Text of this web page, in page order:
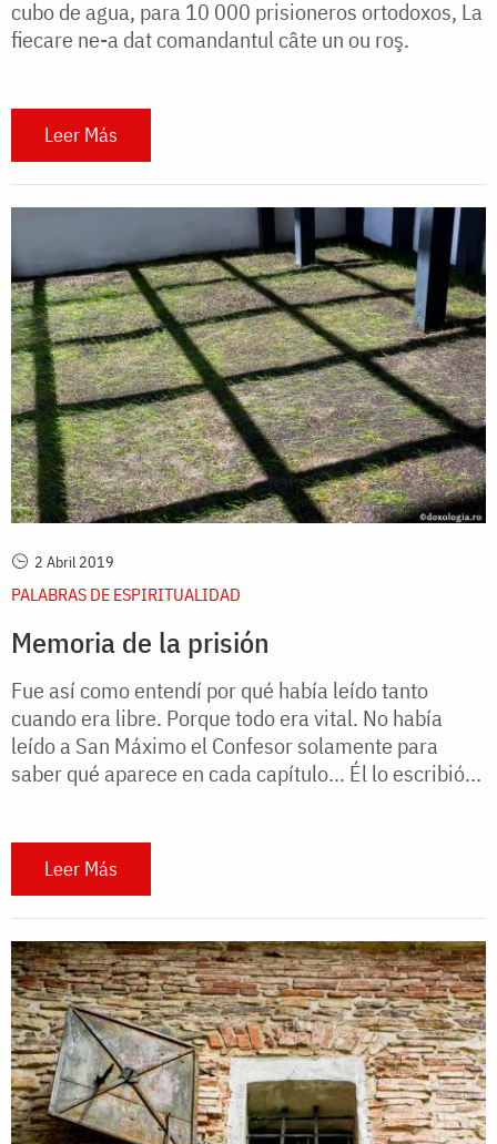
cubo de agua, para 10 000 prisioneros ortodoxos, La
fiecare ne-a dat comandantul câte un ou roş.
Leer Más
2 Abril 2019
PALABRAS DE ESPIRITUALIDAD
Memoria de la prisión
Fue así como entendí por qué había leído tanto
cuando era libre. Porque todo era vital. No había
leído a San Máximo el Confesor solamente para
saber qué aparece en cada capítulo... Él lo escribió...
Leer Más